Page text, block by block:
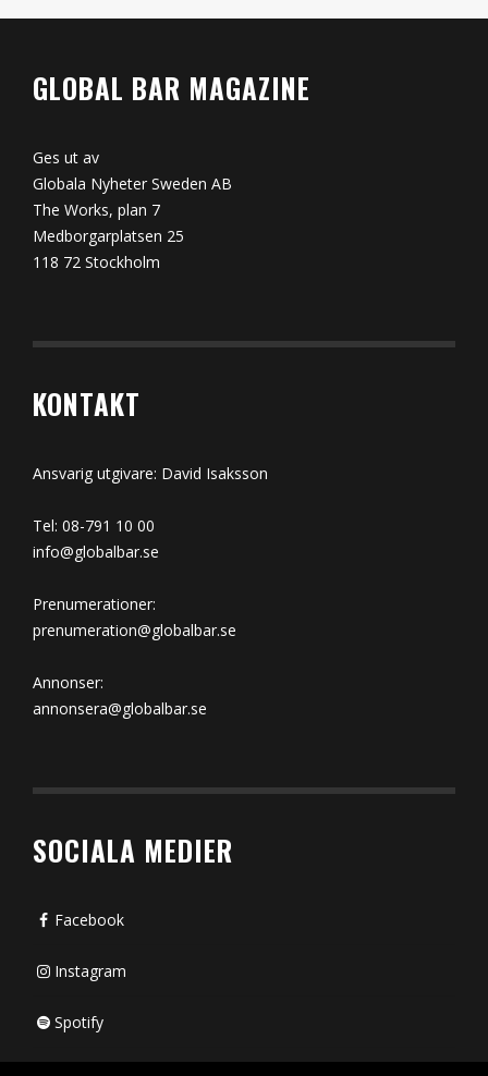
GLOBAL BAR MAGAZINE
Ges ut av
Globala Nyheter Sweden AB
The Works, plan 7
Medborgarplatsen 25
118 72 Stockholm
KONTAKT
Ansvarig utgivare: David Isaksson
Tel: 08-791 10 00
info@globalbar.se
Prenumerationer:
prenumeration@globalbar.se
Annonser:
annonsera@globalbar.se
SOCIALA MEDIER
Facebook
Instagram
Spotify